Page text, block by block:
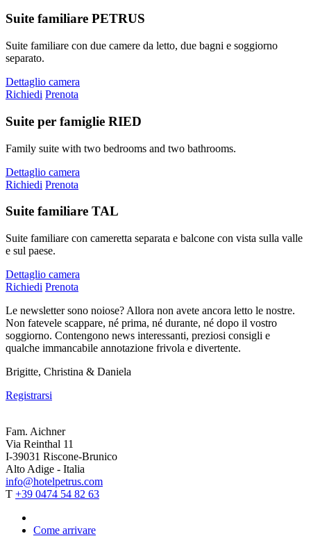
Suite familiare PETRUS
Suite familiare con due camere da letto, due bagni e soggiorno
separato.
Dettaglio camera
Richiedi Prenota
Suite per famiglie RIED
Family suite with two bedrooms and two bathrooms.
Dettaglio camera
Richiedi Prenota
Suite familiare TAL
Suite familiare con cameretta separata e balcone con vista sulla valle
e sul paese.
Dettaglio camera
Richiedi Prenota
Le newsletter sono noiose? Allora non avete ancora letto le nostre.
Non fatevele scappare, né prima, né durante, né dopo il vostro
soggiorno. Contengono news interessanti, preziosi consigli e
qualche immancabile annotazione frivola e divertente.
Brigitte, Christina & Daniela
Registrarsi
Fam. Aichner
Via Reinthal 11
I-39031 Riscone-Brunico
Alto Adige - Italia
info@hotelpetrus.com
T +39 0474 54 82 63
Come arrivare